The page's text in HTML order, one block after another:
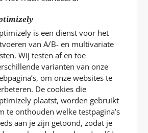
is een dienst voor het
van A/B- en multivariate
Wij testen af en toe
varianten van onze
om onze websites te
De cookies die
plaatst, worden gebruikt
te onthouden welke testpagina’s
aan je zijn getoond, zodat je